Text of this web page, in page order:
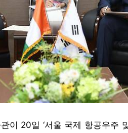
이 20일 ‘서울 국제 항공우주